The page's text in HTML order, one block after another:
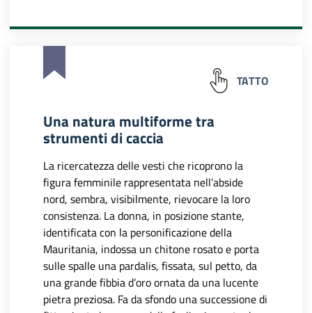
TATTO
Una natura multiforme tra
strumenti di caccia
La ricercatezza delle vesti che ricoprono la
figura femminile rappresentata nell’abside
nord, sembra, visibilmente, rievocare la loro
consistenza. La donna, in posizione stante,
identificata con la personificazione della
Mauritania, indossa un chitone rosato e porta
sulle spalle una pardalis, fissata, sul petto, da
una grande fibbia d’oro ornata da una lucente
pietra preziosa. Fa da sfondo una successione di